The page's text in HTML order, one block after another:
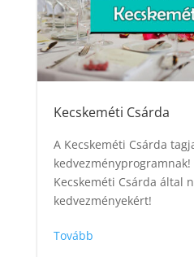
Kecskeméti Csárda
A Kecskeméti Csárda
Kecskeméti Csárda által
kedvezményekért!
Tovább